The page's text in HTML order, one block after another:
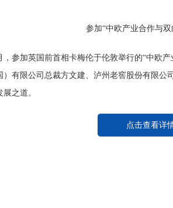
参加“中欧产业合作与
，参加英国前首相卡梅伦于伦敦举行的“中欧
）有限公司总裁方文建、泸州老窖股份有限
之道。
点击查看详